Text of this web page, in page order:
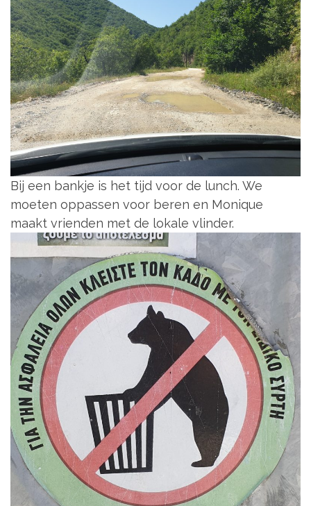
Bij een bankje is het tijd voor de lunch. We
moeten oppassen voor beren en Monique
maakt vrienden met de lokale vlinder.